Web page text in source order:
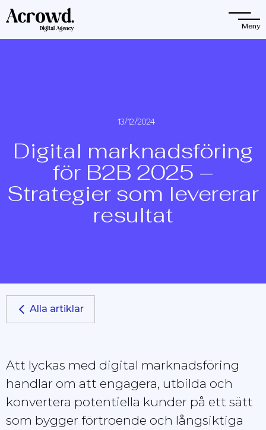
Observera:
Denna
Meny
13/12/2024
Digital marknadsföring
för B2B 2025 –
Strategier som levererar
resultat
Alla artiklar
Att lyckas med digital marknadsföring
handlar om att engagera, utbilda och
konvertera potentiella kunder på ett sätt
som bygger förtroende och långsiktiga